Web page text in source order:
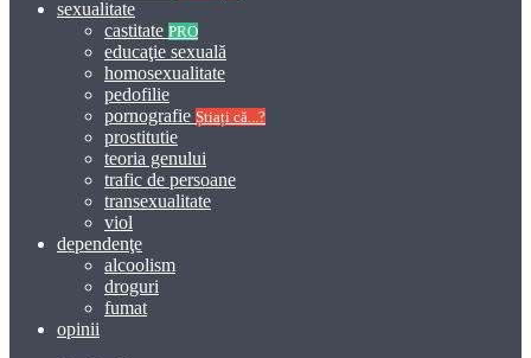
sexualitate
castitate PRO
educaţie sexuală
homosexualitate
pedofilie
pornografie Știați că...?
prostitutie
teoria genului
trafic de persoane
transexualitate
viol
dependenţe
alcoolism
droguri
fumat
opinii